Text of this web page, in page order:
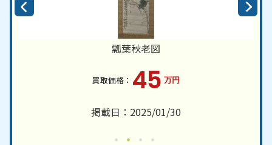
瓢葉秋老図
45 万円
掲載日：2025/01/30